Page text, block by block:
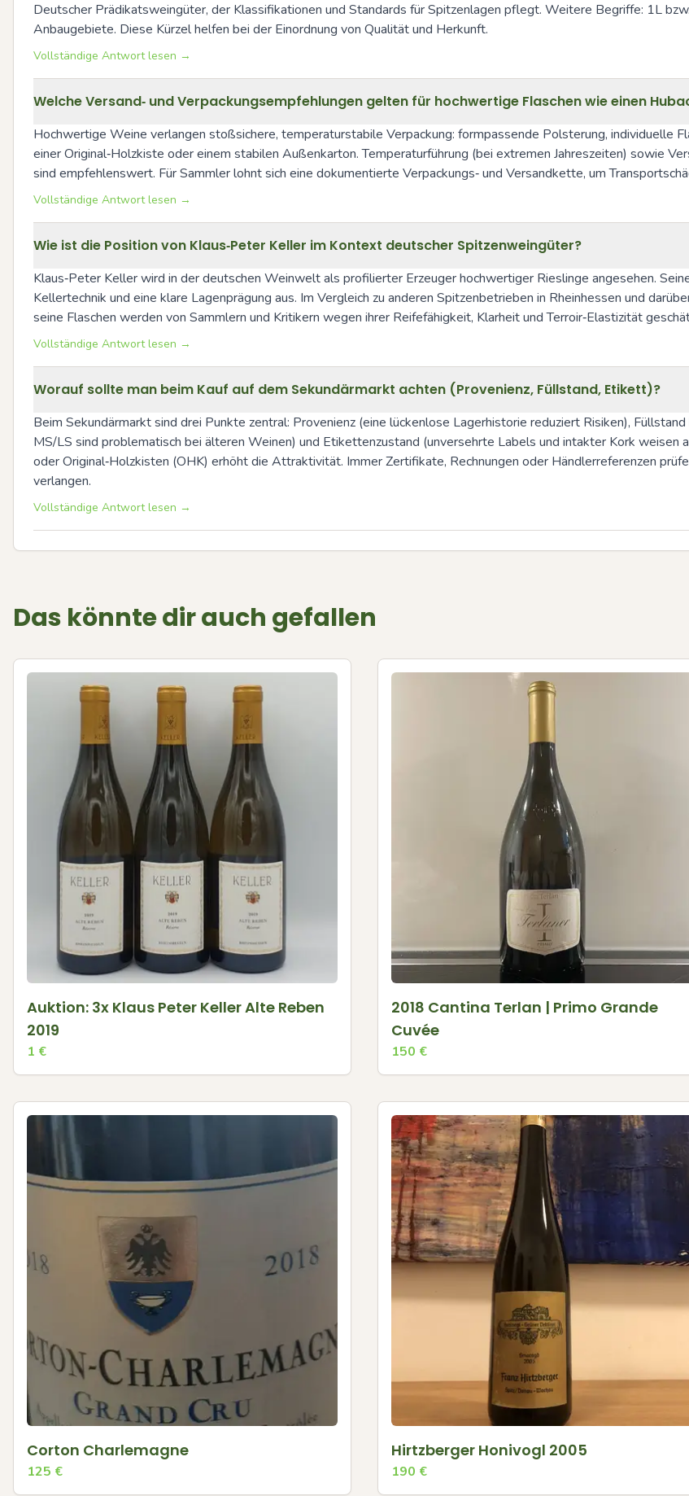
Deutscher Prädikatsweingüter, der Klassifikationen und Standards für Spitzenlagen pflegt. Weitere Begriffe: 1L
Anbaugebiete. Diese Kürzel helfen bei der Einordnung von Qualität und Herkunft.
Vollständige Antwort lesen →
Welche Versand‑ und Verpackungsempfehlungen gelten für hochwertige Flaschen wie einen
Hochwertige Weine verlangen stoßsichere, temperaturstabile Verpackung: formpassende Polsterung, individuelle
einer Original‑Holzkiste oder einem stabilen Außenkarton. Temperaturführung (bei extremen Jahreszeiten) sowie
sind empfehlenswert. Für Sammler lohnt sich eine dokumentierte Verpackungs‑ und Versandkette, um
Vollständige Antwort lesen →
Wie ist die Position von Klaus‑Peter Keller im Kontext deutscher Spitzenweingüter?
Klaus‑Peter Keller wird in der deutschen Weinwelt als profilierter Erzeuger hochwertiger Rieslinge angesehen.
Kellertechnik und eine klare Lagenprägung aus. Im Vergleich zu anderen Spitzenbetrieben in Rheinhessen und
seine Flaschen werden von Sammlern und Kritikern wegen ihrer Reifefähigkeit, Klarheit und Terroir‑Elastizität
Vollständige Antwort lesen →
Worauf sollte man beim Kauf auf dem Sekundärmarkt achten (Provenienz, Füllstand, Etikett)?
Beim Sekundärmarkt sind drei Punkte zentral: Provenienz (eine lückenlose Lagerhistorie reduziert Risiken),
MS/LS sind problematisch bei älteren Weinen) und Etikettenzustand (unversehrte Labels und intakter Kork weisen
oder Original‑Holzkisten (OHK) erhöht die Attraktivität. Immer Zertifikate, Rechnungen oder Händlerreferenzen
verlangen.
Vollständige Antwort lesen →
Das könnte dir auch gefallen
Auktion: 3x Klaus Peter Keller Alte Reben
2019
1 €
2018 Cantina Terlan | Primo Grande
Cuvée
150 €
Corton Charlemagne
125 €
Hirtzberger Honivogl 2005
190 €